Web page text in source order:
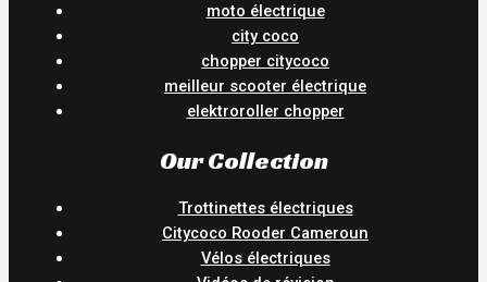
moto électrique
city coco
chopper citycoco
meilleur scooter électrique
elektroroller chopper
Our Collection
Trottinettes électriques
Citycoco Rooder Cameroun
Vélos électriques